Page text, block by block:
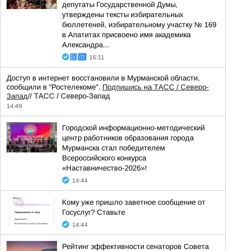
депутаты Государственной Думы,
утверждены тексты избирательных
бюллетеней, избирательному участку № 169
в Апатитах присвоено имя академика
Александра...
15:11
Доступ в интернет восстановили в Мурманской области,
сообщили в "Ростелекоме". Подпишись на ТАСС / Северо-
Запад// ТАСС / Северо-Запад
14:49
Городской информационно-методический
центр работников образования города
Мурманска стал победителем
Всероссийского конкурса
«Наставничество-2026»!
14:44
Кому уже пришло заветное сообщение от
Госуслуг? Ставьте
14:44
Рейтинг эффективности сенаторов Совета